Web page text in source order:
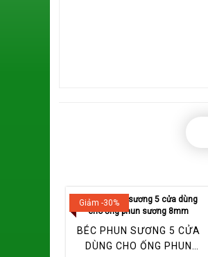
Giảm -30%
BÉC PHUN SƯƠNG 5 CỬA
DÙNG CHO ỐNG PHUN